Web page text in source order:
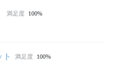
満足度 100%
満足度 100%